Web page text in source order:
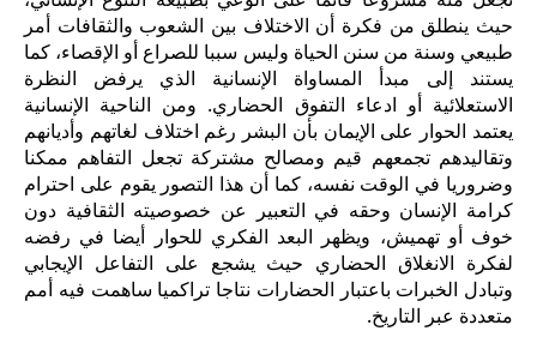
حيث ينطلق من فكرة أن الاختلاف بين الشعوب والثقافات أمر
طبيعي وسنة من سنن الحياة وليس سببا للصراع أو الإقصاء، كما
يستند إلى مبدأ المساواة الإنسانية الذي يرفض النظرة
الاستعلائية أو ادعاء التفوق الحضاري. ومن الناحية الإنسانية
يعتمد الحوار على الإيمان بأن البشر رغم اختلاف لغاتهم وأديانهم
وتقاليدهم تجمعهم قيم ومصالح مشتركة تجعل التفاهم ممكنا
وضروريا في الوقت نفسه، كما أن هذا التصور يقوم على احترام
كرامة الإنسان وحقه في التعبير عن خصوصيته الثقافية دون
خوف أو تهميش، ويظهر البعد الفكري للحوار أيضا في رفضه
لفكرة الانغلاق الحضاري حيث يشجع على التفاعل الإيجابي
وتبادل الخبرات باعتبار الحضارات نتاجا تراكميا ساهمت فيه أمم
متعددة عبر التاريخ.